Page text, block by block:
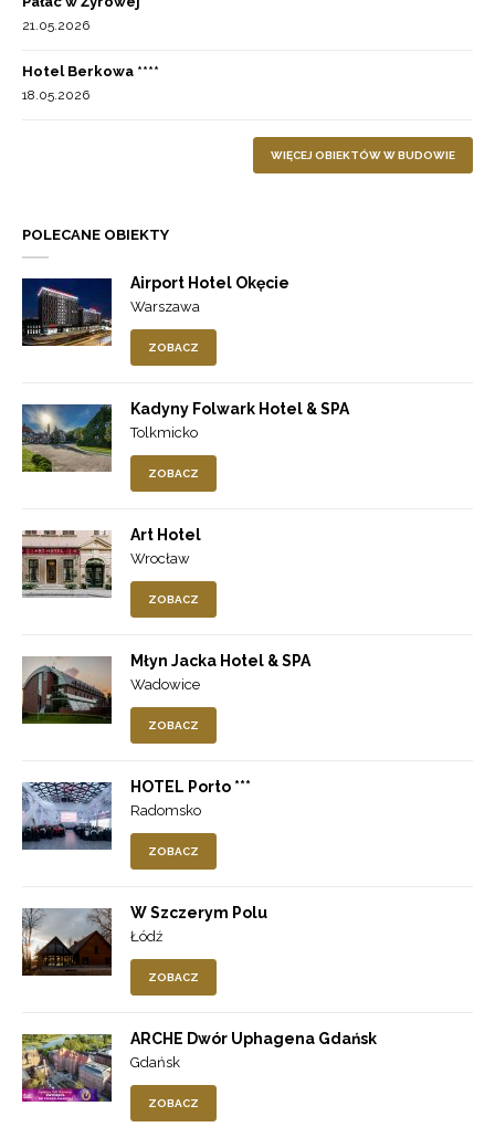
21.05.2026
Hotel Berkowa ****
18.05.2026
WIĘCEJ OBIEKTÓW W BUDOWIE
POLECANE OBIEKTY
Airport Hotel Okęcie
Warszawa
ZOBACZ
Kadyny Folwark Hotel & SPA
Tolkmicko
ZOBACZ
Art Hotel
Wrocław
ZOBACZ
Młyn Jacka Hotel & SPA
Wadowice
ZOBACZ
HOTEL Porto ***
Radomsko
ZOBACZ
W Szczerym Polu
Łódź
ZOBACZ
ARCHE Dwór Uphagena Gdańsk
Gdańsk
ZOBACZ